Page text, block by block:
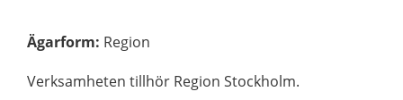
Ägarform: Region
Verksamheten tillhör Region Stockholm.